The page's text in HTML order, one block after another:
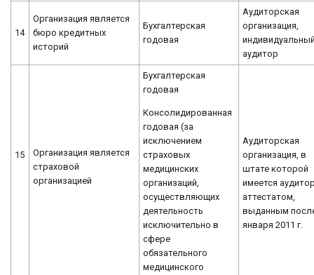
14
Организация является
бюро кредитных
историй
Бухгалтерская
годовая
Аудиторская
организация,
аудитор
15
Организация является
страховой
организацией
Бухгалтерская
годовая
Консолидированная
годовая (за
исключением
страховых
медицинских
организаций,
осуществляющих
деятельность
исключительно в
сфере
обязательного
медицинского
Аудиторская
организация, в
штате которой
имеется
аттестатом,
выданным
января 2011 г.